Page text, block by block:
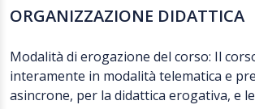
ORGANIZZAZIONE DIDATTICA
Modalità di erogazione del corso: Il
interamente in modalità telematica e
asincrone, per la didattica erogativa, e